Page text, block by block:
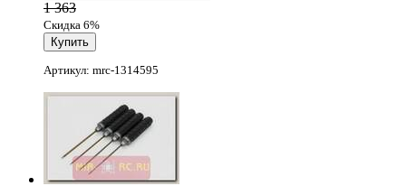
1 363
Скидка 6%
Артикул: mrc-1314595